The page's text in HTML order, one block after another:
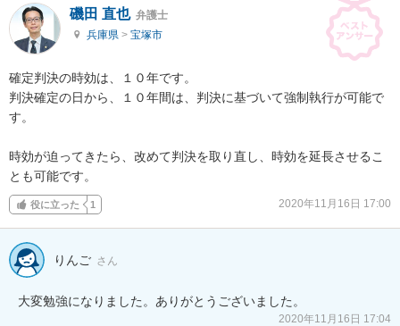
磯田 直也 弁護士
兵庫県 > 宝塚市
確定判決の時効は、１０年です。
判決確定の日から、１０年間は、判決に基づいて強制執行が可能で
す。
時効が迫ってきたら、改めて判決を取り直し、時効を延長させるこ
とも可能です。
役に立った 1 2020年11月16日 17:00
りんご さん
大変勉強になりました。ありがとうございました。
2020年11月16日 17:04